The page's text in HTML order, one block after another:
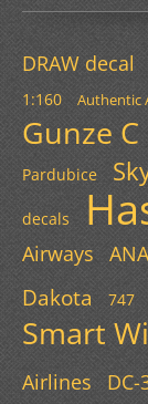
DRAW decal
1:160 Authentic
Gunze C
Pardubice
decals
Airways
ANA
Dakota 747
Smart
Airlines
DC-